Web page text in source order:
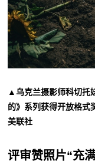
▲乌克兰摄影师科切托
的》系列获得开放格式
美联社
评审赞照片“充